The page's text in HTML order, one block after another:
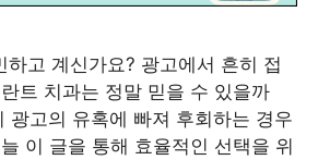
하고 계신가요? 광고에서 흔히 접
트 치과는 정말 믿을 수 있을까
광고의 유혹에 빠져 후회하는 경우
이 글을 통해 효율적인 선택을 위